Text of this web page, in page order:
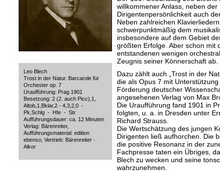
Leo Blech
Trost in der Natur. Barcarole für
Orchester op. 7
Uraufführung: Prag 1901
Besetzung: 2 (2. auch Picc),1,
Altob,1,Bklar,2 - 4,3,2,0 -
Pk,Schlg - Hfe - Str
Aufführungsdauer: ca. 12 Minuten
Verlag: Bärenreiter,
Aufführungsmaterial: edition
ebenso, Vertrieb: Bärenreiter ·
Alkor
willkommener Anlass, neben
Dirigentenpersönlichkeit auch
Neben zahlreichen
schwerpunktmäßig dem
insbesondere auf dem Gebiet
größten Erfolge. Aber schon mit
entstandenen wenigen
Zeugnis seiner Könnerschaft ab.
Dazu zählt auch „Trost in der
die als Opus 7 mit
Förderung deutscher
angesehenen Verlag von Max
Die Uraufführung fand 1901 in
folgten, u. a. in Dresden unter
Richard Strauss.
Die Wertschätzung des jungen
Dirigenten ließ aufhorchen. Die
die positive Resonanz in der
Fachpresse taten ein Übriges,
Blech zu wecken und seine
wahrzunehmen.